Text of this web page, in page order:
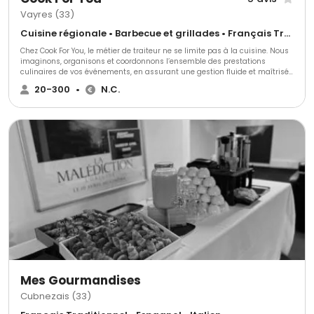
Vayres (33)
Cuisine régionale • Barbecue et grillades • Français Traditionnel
Chez Cook For You, le métier de traiteur ne se limite pas à la cuisine. Nous
imaginons, organisons et coordonnons l’ensemble des prestations
culinaires de vos événements, en assurant une gestion fluide et maîtrisée
à chaque étape. Forts de plus de 15 ans d’expérience, nous
accompagnons aussi bien les particuliers que les entreprises,
maison, des formats entièrement sur mesure, et une organisation
rigoureuse, pensée pour s’adapter aux contraintes techniques,
logistiques, budgétaires ou protocolaires de chaque projet. Mariages,
réceptions privées, événements d’entreprise ou institutionnels : notre
équipe expérimentée anticipe, ajuste et pilote le service le jour J, afin de
garantir le bon déroulement de votre événement et la sérénité de vos
invités.
20-300 • N.C.
Mes Gourmandises
Cubnezais (33)